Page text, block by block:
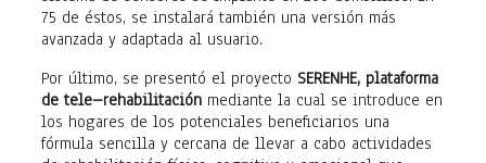
75 de éstos, se instalará también una versión más
avanzada y adaptada al usuario.
Por último, se presentó el proyecto SERENHE, plataforma
de tele–rehabilitación mediante la cual se introduce en
los hogares de los potenciales beneficiarios una
fórmula sencilla y cercana de llevar a cabo actividades